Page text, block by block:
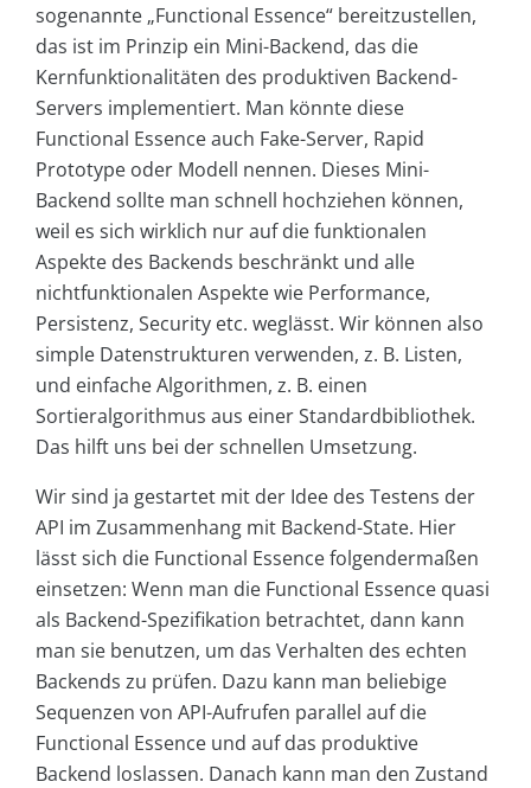
sogenannte „Functional Essence“ bereitzustellen,
das ist im Prinzip ein Mini-Backend, das die
Kernfunktionalitäten des produktiven Backend-
Servers implementiert. Man könnte diese
Functional Essence auch Fake-Server, Rapid
Prototype oder Modell nennen. Dieses Mini-
Backend sollte man schnell hochziehen können,
weil es sich wirklich nur auf die funktionalen
Aspekte des Backends beschränkt und alle
nichtfunktionalen Aspekte wie Performance,
Persistenz, Security etc. weglässt. Wir können also
simple Datenstrukturen verwenden, z. B. Listen,
und einfache Algorithmen, z. B. einen
Sortieralgorithmus aus einer Standardbibliothek.
Das hilft uns bei der schnellen Umsetzung.
Wir sind ja gestartet mit der Idee des Testens der
API im Zusammenhang mit Backend-State. Hier
lässt sich die Functional Essence folgendermaßen
einsetzen: Wenn man die Functional Essence quasi
als Backend-Spezifikation betrachtet, dann kann
man sie benutzen, um das Verhalten des echten
Backends zu prüfen. Dazu kann man beliebige
Sequenzen von API-Aufrufen parallel auf die
Functional Essence und auf das produktive
Backend loslassen. Danach kann man den Zustand